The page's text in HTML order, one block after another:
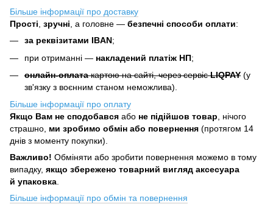
Більше інформації про доставку
Прості, зручні, а головне — безпечні способи оплати:
за реквізитами IBAN;
при отриманні — накладений платіж НП;
онлайн-оплатакартою на сайті, через сервісLIQPAY (у
зв'язку з воєнним станом неможлива).
Більше інформації про оплату
Якщо Вам не сподобався або не підійшов товар, нічого
страшно, ми зробимо обмін або повернення (протягом 14
днів з моменту покупки).
Важливо! Обміняти або зробити повернення можемо в тому
випадку, якщо збережено товарний вигляд аксесуара
й упаковка.
Більше інформації про обмін та повернення